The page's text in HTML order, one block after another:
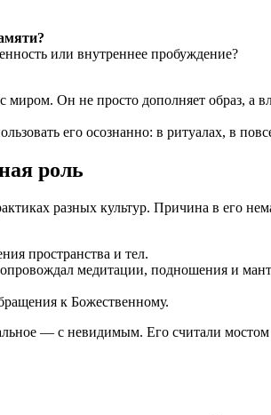
или внутреннее пробуждение?
Он не просто дополняет образ, а
его осознанно: в ритуалах, в
роль
разных культур. Причина в его
пространства и тел.
медитации, подношения и
к Божественному.
— с невидимым. Его считали